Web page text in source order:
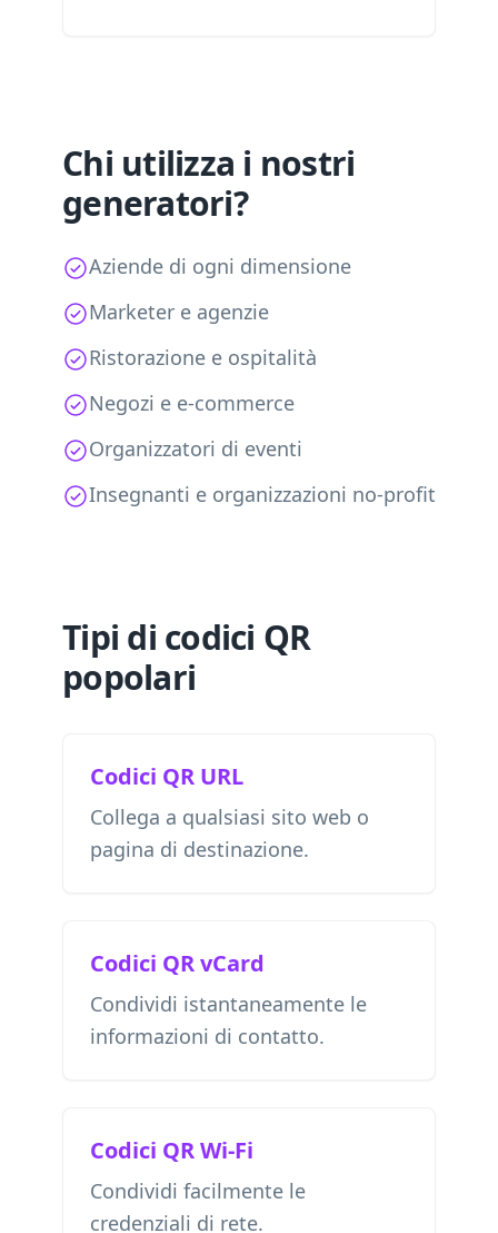
Chi utilizza i nostri
generatori?
Aziende di ogni dimensione
Marketer e agenzie
Ristorazione e ospitalità
Negozi e e-commerce
Organizzatori di eventi
Insegnanti e organizzazioni no-profit
Tipi di codici QR
popolari
Codici QR URL
Collega a qualsiasi sito web o
pagina di destinazione.
Codici QR vCard
Condividi istantaneamente le
informazioni di contatto.
Codici QR Wi-Fi
Condividi facilmente le
credenziali di rete.